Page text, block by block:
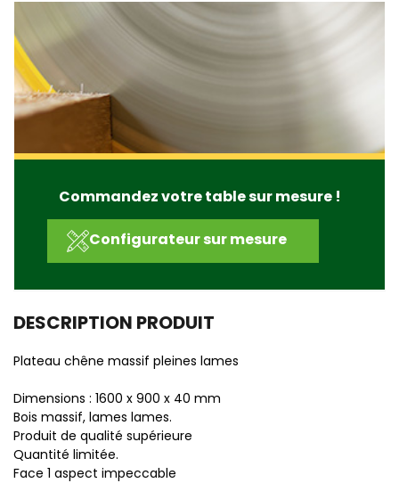
Commandez votre table sur mesure !
Configurateur sur mesure
DESCRIPTION PRODUIT
Plateau chêne massif pleines lames
Dimensions : 1600 x 900 x 40 mm
Bois massif, lames lames.
Produit de qualité supérieure
Quantité limitée.
Face 1 aspect impeccable